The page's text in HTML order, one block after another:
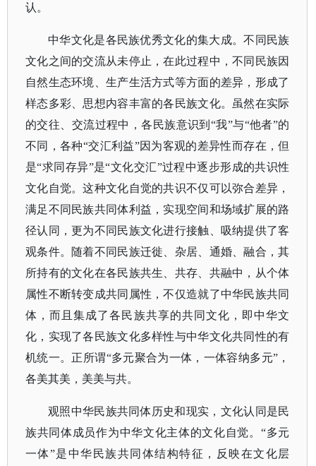
认。
中华文化是各民族优秀文化的集大成。不同民族
文化之间的交流从未停止，在此过程中，不同民族因
自然生态环境、生产生活方式等方面的差异，形成了
样态多彩、思想内容丰富的各民族文化。
虽然在实际
的交往、交流过程中，各民族意识到 “我”与“他者”的
不同，各种“交汇利益”因为客观的差异性而存在，但
是“求同存异”是“文化交汇”过程中逐步形成的共识性
文化自觉。这种文化自觉的共识不仅可以弥合差异，
满足不同民族共同体利益，实现空间和场域扩展的路
径认同，更为不同民族文化进行接触、吸纳提供了客
观条件。随着不同民族迁徙、杂居、通婚、融合，其
所持有的文化在各民族共生、共存、共融中，从个体
属性不断转变成共同属性，不仅造就了中华民族共同
体，而且集成了各民族共享的共同文化，即中华文
化，实现了各民族文化多样性与中华文化共同性的有
机统一。正所谓“多元聚合为一体，一体容纳多元”，
各美其美，美美与共。
观照中华民族共同体历史和现实，文化认同是民
族共同体成员作为中华文化主体的文化自觉。 “多元
一体”是中华民族共同体结构特征，反映在文化层